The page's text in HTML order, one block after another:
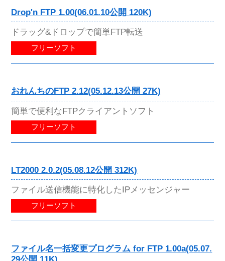
Drop'n FTP 1.00(06.01.10公開 120K)
ドラッグ&ドロップで簡単FTP転送
フリーソフト
おれんちのFTP 2.12(05.12.13公開 27K)
簡単で便利なFTPクライアントソフト
フリーソフト
LT2000 2.0.2(05.08.12公開 312K)
ファイル送信機能に特化したIPメッセンジャー
フリーソフト
ファイル名一括変更プログラム for FTP 1.00a(05.07.